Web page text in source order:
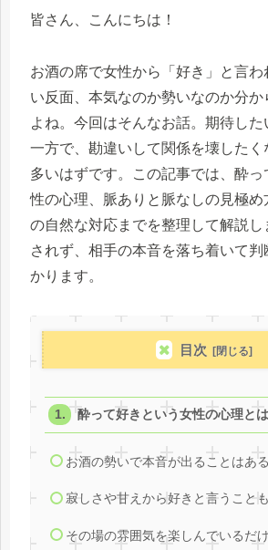
皆さん、こんにちは！
お酒の席で女性から「好き」と言わ
い反面、本気なのか勢いなのか分か
よね。今回はそんなお話。期待した
一方で、勘違いして関係を壊したく
多いはずです。この記事では、酔
性の心理、脈ありと脈なしの見極め
の自然な対応までを整理して解説
されず、相手の本音を落ち着いて
かります。
目次
酔って好きという女性の心理とは
お酒の勢いで本音が出ることはある
寂しさや甘えから好きと言うこと
その場の雰囲気を楽しんでいるだ